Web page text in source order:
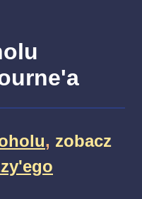
, zobacz